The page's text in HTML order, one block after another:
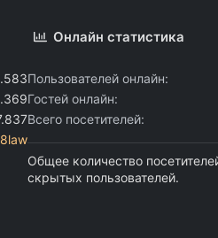
Онлайн статистика
Пользователей онлайн
Гостей онлайн
Всего посетителей
Общее количество
скрытых пользователей.